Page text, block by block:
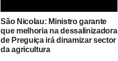
Janeiro arranca com queda nos
preços dos combustíveis
São Nicolau: Ministro garante
que melhoria na dessalinizadora
de Preguiça irá dinamizar sector
da agricultura